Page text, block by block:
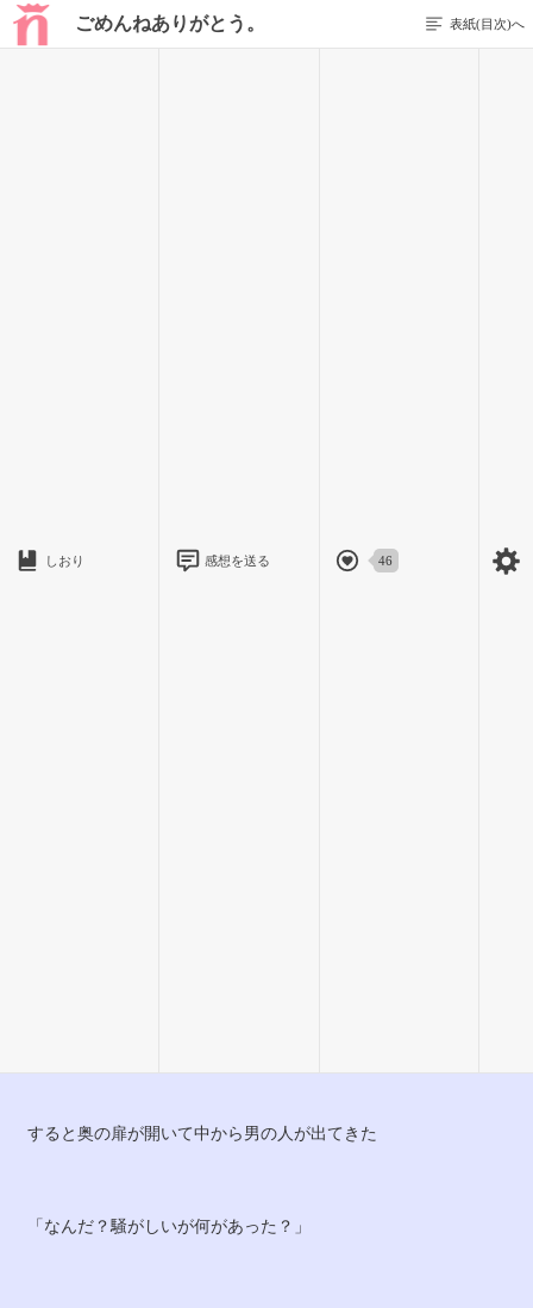
ごめんねありがとう。 表紙(目次)へ
しおり 感想を送る 46
「てめぇ勝手に入ってくんじゃねぇ」
すると奥の扉が開いて中から男の人が出てきた
「なんだ？騒がしいが何があった？」